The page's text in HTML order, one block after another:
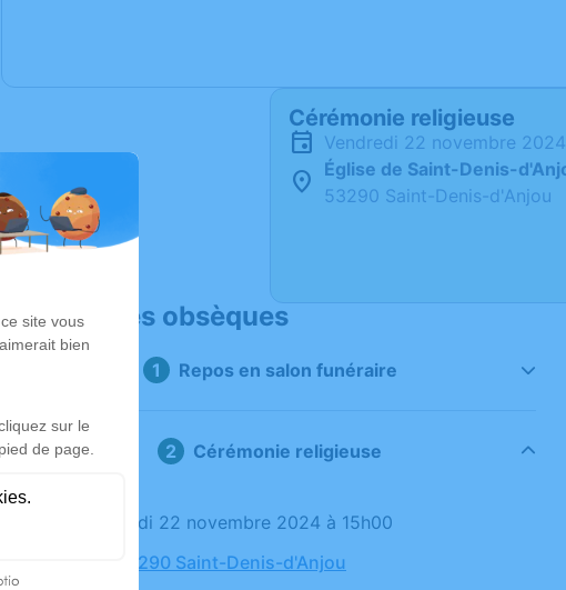
Cérémonie religieuse
vendredi 22 novembre
Église de Saint-Denis-
53290 Saint-Denis-d'Anjou
Déroulé des obsèques
Repos en salon funéraire
Cérémonie religieuse
Le vendredi 22 novembre 2024 à 15h00
Église, 53290 Saint-Denis-d'Anjou